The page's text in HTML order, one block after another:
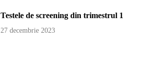
Testele de screening din trimestrul 1
27 decembrie 2023